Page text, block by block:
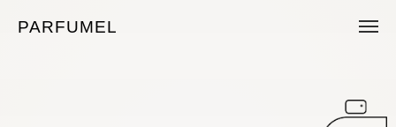
PARFUMEL